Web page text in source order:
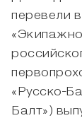
перевели
«Русско-
Балт»)